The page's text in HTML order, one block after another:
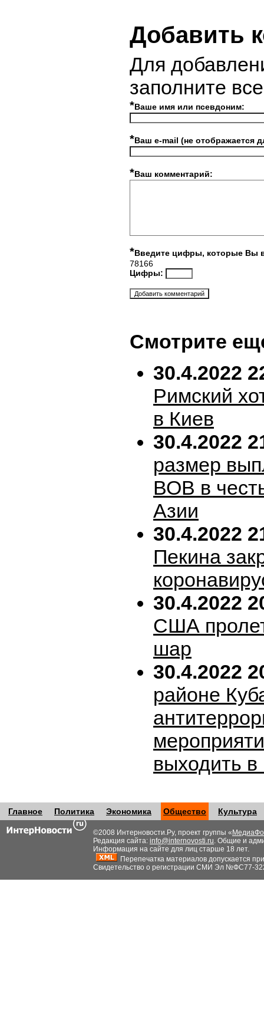
Добавить
Для
заполните
*Ваше имя или псевдоним:
*Ваш e-mail (не отображается
*Ваш комментарий:
*Введите цифры, которые Вы
78166
Цифры:
Смотрите
30.4.2022
Римский
в Киев
30.4.2022
размер
ВОВ в
Азии
30.4.2022
Пекина
30.4.2022
США
шар
30.4.2022
районе
выходить
Главное Политика Экономика Общество Культура
©2008 Интерновости.Ру, проект группы «
Редакция сайта: info@internovosti.ru. Общие и
Информация на сайте для лиц старше 18 лет.
Перепечатка материалов допускается
Свидетельство о регистрации СМИ Эл №ФС77-